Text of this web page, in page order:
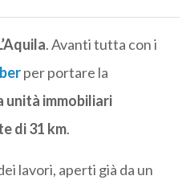
. Avanti tutta con i
per portare la
unità immobiliari
di 31 km.
lavori, aperti già da un